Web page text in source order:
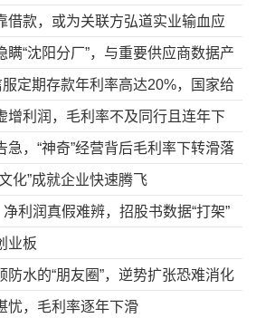
借款，或为关联方弘道实业输血应
瞒“沈阳分厂”，与重要供应商数据产
服定期存款年利率高达20%，国家给
“回报”
增利润，毛利率不及同行且连年下
急，“神奇”经营背后毛利率下转滑落
化”成就企业快速腾飞
利润真假难辨，招股书数据“打架”
业板
防水的“朋友圈”，逆势扩张恐难消化
忧，毛利率逐年下滑